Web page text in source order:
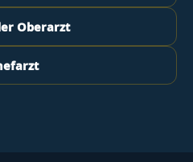
Oberarzt